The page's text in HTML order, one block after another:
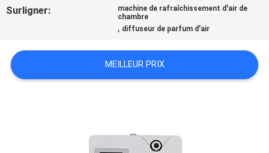
NOUS
NOUVELLES
Surligner:
machine de rafraîchissement d'air de
chambre
, diffuseur de parfum d'air
MEILLEUR PRIX